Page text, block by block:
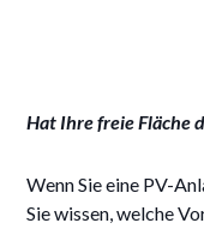
Hat Ihre freie Fläche
Wenn Sie eine PV-
Sie wissen, welche